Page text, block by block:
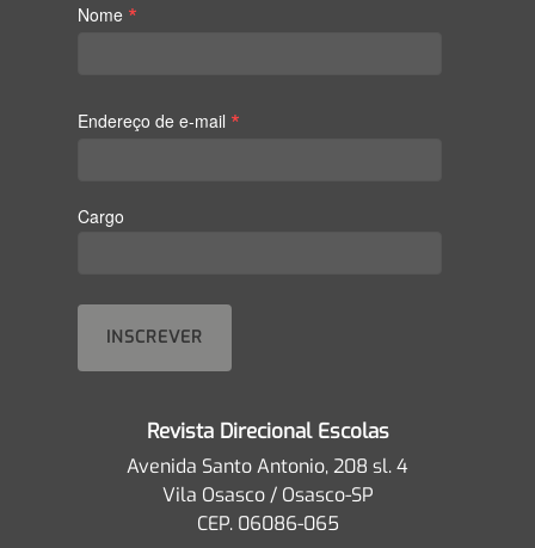
Nome *
Endereço de e-mail *
Cargo
Revista Direcional Escolas
Avenida Santo Antonio, 208 sl. 4
Vila Osasco / Osasco-SP
CEP. 06086-065